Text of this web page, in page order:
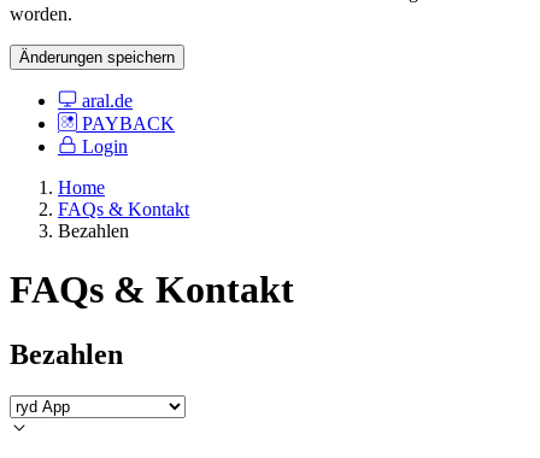
worden.
Änderungen speichern
aral.de
PAYBACK
Login
Home
FAQs & Kontakt
Bezahlen
FAQs & Kontakt
Bezahlen